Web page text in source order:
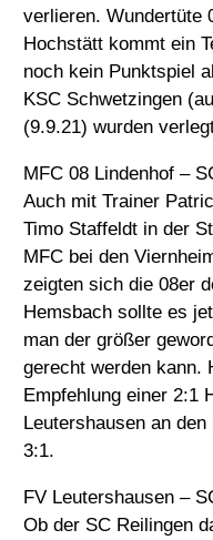
verlieren. Wundertüte
Hochstätt kommt ein
noch kein Punktspiel
KSC Schwetzingen
(9.9.21) wurden
MFC 08 Lindenhof –
Auch mit Trainer
Timo Staffeldt in der
MFC bei den
zeigten sich die 08er
Hemsbach sollte es
man der größer
gerecht werden kann.
Empfehlung einer 2:1
Leutershausen an
3:1.
FV Leutershausen –
Ob der SC Reilingen